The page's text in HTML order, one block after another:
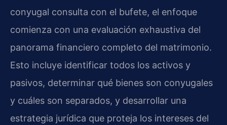
conyugal consulta con el bufete, el enfoque
comienza con una evaluación exhaustiva del
panorama financiero completo del matrimonio.
Esto incluye identificar todos los activos y
pasivos, determinar qué bienes son conyugales
y cuáles son separados, y desarrollar una
estrategia jurídica que proteja los intereses del